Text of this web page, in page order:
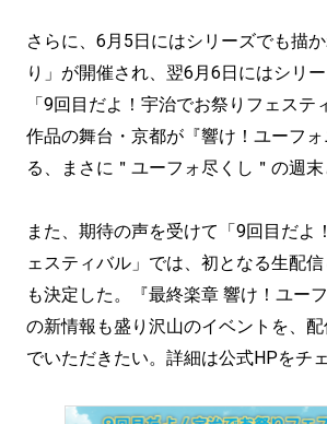
さらに、6月5日にはシリーズでも描
り」が開催され、翌6月6日にはシリ
「9回目だよ！宇治でお祭りフェステ
作品の舞台・京都が『響け！ユーフ
る、まさに＂ユーフォ尽くし＂の週末
また、期待の声を受けて「9回目だよ
ェスティバル」では、初となる生配
も決定した。『最終楽章 響け！ユー
の新情報も盛り沢山のイベントを、
でいただきたい。詳細は公式HPをチェ